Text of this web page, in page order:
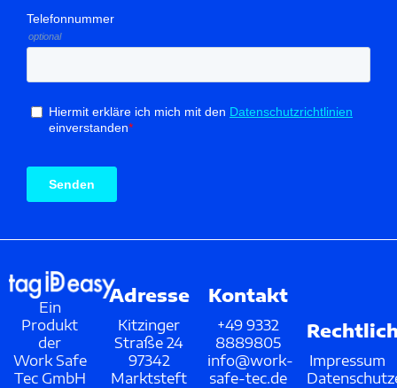
Ein
Produkt
der
Work Safe
Tec GmbH
Adresse
Kitzinger
Straße 24
97342
Marktsteft
Kontakt
+49 9332
8889805
info@work-
safe-tec.de
Impressum